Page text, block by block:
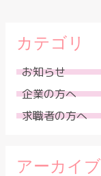
カテゴリ
お知らせ
企業の方へ
求職者の方へ
アーカイブ